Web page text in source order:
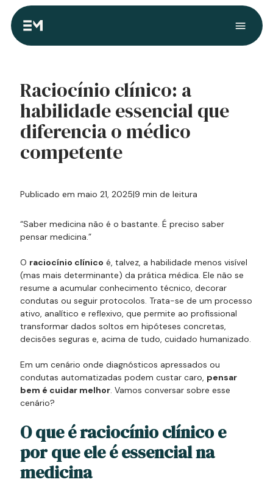
Raciocínio clínico: a
habilidade essencial que
diferencia o médico
competente
Publicado em maio 21, 2025|9 min de leitura
“Saber medicina não é o bastante. É preciso saber
pensar medicina.”
O raciocínio clínico é, talvez, a habilidade menos visível
(mas mais determinante) da prática médica. Ele não se
resume a acumular conhecimento técnico, decorar
condutas ou seguir protocolos. Trata-se de um processo
ativo, analítico e reflexivo, que permite ao profissional
transformar dados soltos em hipóteses concretas,
decisões seguras e, acima de tudo, cuidado humanizado.
Em um cenário onde diagnósticos apressados ou
condutas automatizadas podem custar caro, pensar
bem é cuidar melhor. Vamos conversar sobre esse
cenário?
O que é raciocínio clínico e
por que ele é essencial na
medicina